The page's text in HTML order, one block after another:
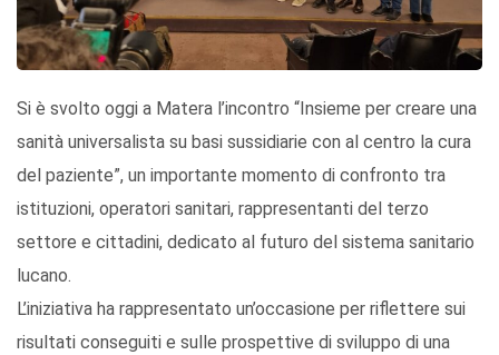
Si è svolto oggi a Matera l’incontro “Insieme per creare una
sanità universalista su basi sussidiarie con al centro la cura
del paziente”, un importante momento di confronto tra
istituzioni, operatori sanitari, rappresentanti del terzo
settore e cittadini, dedicato al futuro del sistema sanitario
lucano.
L’iniziativa ha rappresentato un’occasione per riflettere sui
risultati conseguiti e sulle prospettive di sviluppo di una